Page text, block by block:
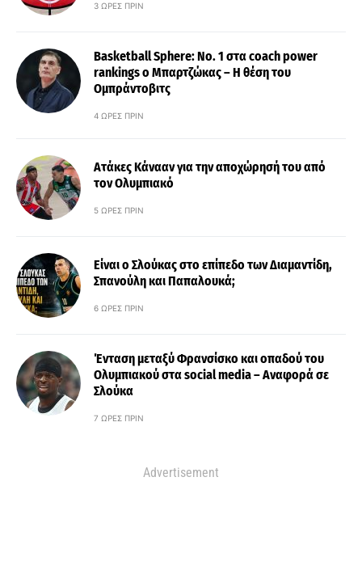
3 ΏΡΕΣ ΠΡΙΝ
Basketball Sphere: No. 1 στα coach power
rankings ο Μπαρτζώκας – Η θέση του
Ομπράντοβιτς
4 ΏΡΕΣ ΠΡΙΝ
Ατάκες Κάνααν για την αποχώρησή του από
τον Ολυμπιακό
5 ΏΡΕΣ ΠΡΙΝ
Είναι ο Σλούκας στο επίπεδο των Διαμαντίδη,
Σπανούλη και Παπαλουκά;
6 ΏΡΕΣ ΠΡΙΝ
Ένταση μεταξύ Φρανσίσκο και οπαδού του
Ολυμπιακού στα social media – Αναφορά σε
Σλούκα
7 ΏΡΕΣ ΠΡΙΝ
Advertisement